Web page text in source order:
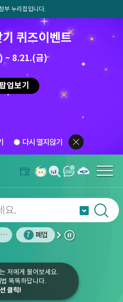
부 누리집입니다.
퀴즈이벤트
~ 8.21.(금)
업보기
다시 열지않기
7 폐업 8 사망원인
다
정
저에게 물어보세요.
똑똑하답니다.
클릭!